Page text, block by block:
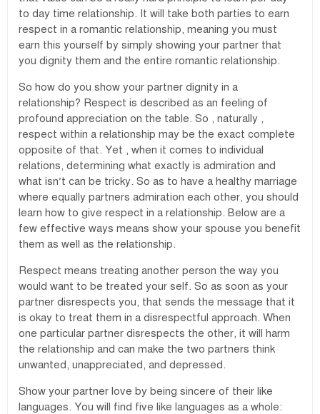
to day time relationship. It will take both parties to earn
respect in a romantic relationship, meaning you must
earn this yourself by simply showing your partner that
you dignity them and the entire romantic relationship.
So how do you show your partner dignity in a
relationship? Respect is described as an feeling of
profound appreciation on the table. So , naturally ,
respect within a relationship may be the exact complete
opposite of that. Yet , when it comes to individual
relations, determining what exactly is admiration and
what isn’t can be tricky. So as to have a healthy marriage
where equally partners admiration each other, you should
learn how to give respect in a relationship. Below are a
few effective ways means show your spouse you benefit
them as well as the relationship.
Respect means treating another person the way you
would want to be treated your self. So as soon as your
partner disrespects you, that sends the message that it
is okay to treat them in a disrespectful approach. When
one particular partner disrespects the other, it will harm
the relationship and can make the two partners think
unwanted, unappreciated, and depressed.
Show your partner love by being sincere of their like
languages. You will find five like languages as a whole: